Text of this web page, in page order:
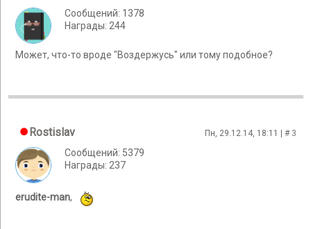
Сообщений: 1378
Награды: 244
Может, что-то вроде "Воздержусь" или тому подобное?
Rostislav Пн, 29.12.14, 18:11 | # 3
Сообщений: 5379
Награды: 237
erudite-man,